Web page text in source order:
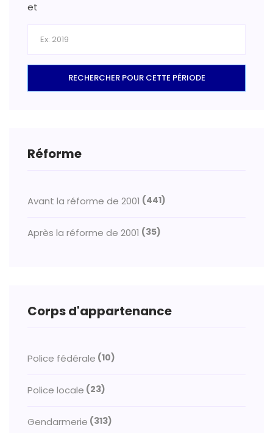
et
RECHERCHER POUR CETTE PÉRIODE
Réforme
Avant la réforme de 2001 (441)
Après la réforme de 2001 (35)
Corps d'appartenance
Police fédérale (10)
Police locale (23)
Gendarmerie (313)